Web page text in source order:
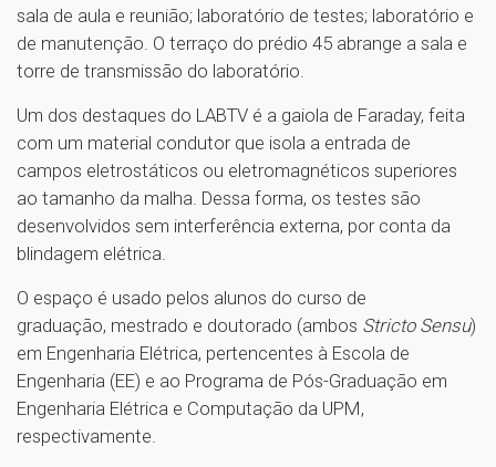
sala de aula e reunião; laboratório de testes; laboratório e
de manutenção. O terraço do prédio 45 abrange a sala e
torre de transmissão do laboratório.
Um dos destaques do LABTV é a gaiola de Faraday, feita
com um material condutor que isola a entrada de
campos eletrostáticos ou eletromagnéticos superiores
ao tamanho da malha. Dessa forma, os testes são
desenvolvidos sem interferência externa, por conta da
blindagem elétrica.
O espaço é usado pelos alunos do curso de
graduação, mestrado e doutorado (ambos Stricto Sensu)
em Engenharia Elétrica, pertencentes à Escola de
Engenharia (EE) e ao Programa de Pós-Graduação em
Engenharia Elétrica e Computação da UPM,
respectivamente.